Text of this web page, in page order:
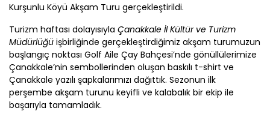
Kurşunlu Köyü Akşam Turu gerçekleştirildi.
Turizm haftası dolayısıyla Çanakkale İl Kültür ve Turizm
Müdürlüğü işbirliğinde gerçekleştirdiğimiz akşam turumuzun
başlangıç noktası Golf Aile Çay Bahçesi’nde gönüllülerimize
Çanakkale’nin sembollerinden oluşan baskılı t-shirt ve
Çanakkale yazılı şapkalarımızı dağıttık. Sezonun ilk
perşembe akşam turunu keyifli ve kalabalık bir ekip ile
başarıyla tamamladık.